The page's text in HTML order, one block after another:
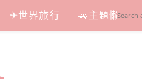
✈世界旅行 🚗主題懶人包